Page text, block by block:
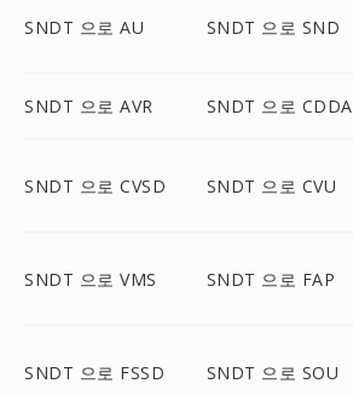
SNDT 으로 AU SNDT 으로 SND
SNDT 으로 AVR SNDT 으로 CDDA
SNDT 으로 CVSD SNDT 으로 CVU
SNDT 으로 VMS SNDT 으로 FAP
SNDT 으로 FSSD SNDT 으로 SOU